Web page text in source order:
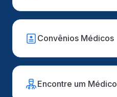
Convênios Médicos
Encontre um Médico